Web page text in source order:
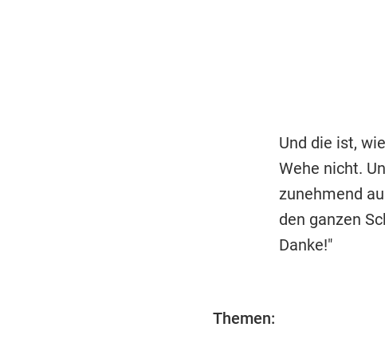
Und die ist,
Wehe nicht.
zunehmend
den ganzen
Danke!"
Themen: